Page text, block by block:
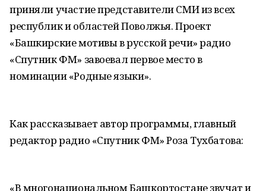
приняли участие представители СМИ из всех
республик и областей Поволжья. Проект
«Башкирские мотивы в русской речи» радио
«Спутник ФМ» завоевал первое место в
номинации «Родные языки».
Как рассказывает автор программы, главный
редактор радио «Спутник ФМ» Роза Тухбатова:
«В многонациональном Башкортостане звучат и